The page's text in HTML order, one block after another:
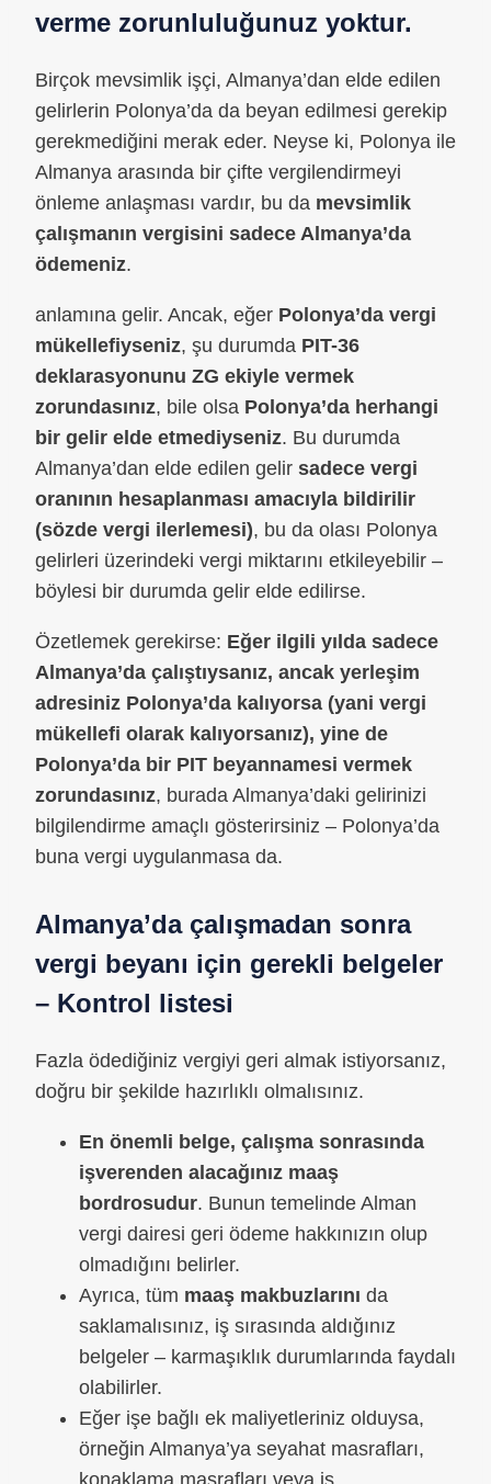
verme zorunluluğunuz yoktur.
Birçok mevsimlik işçi, Almanya’dan elde edilen
gelirlerin Polonya’da da beyan edilmesi gerekip
gerekmediğini merak eder. Neyse ki, Polonya ile
Almanya arasında bir çifte vergilendirmeyi
önleme anlaşması vardır, bu da mevsimlik
çalışmanın vergisini sadece Almanya’da
ödemeniz.
anlamına gelir. Ancak, eğer Polonya’da vergi
mükellefiyseniz, şu durumda PIT-36
deklarasyonunu ZG ekiyle vermek
zorundasınız, bile olsa Polonya’da herhangi
bir gelir elde etmediyseniz. Bu durumda
Almanya’dan elde edilen gelir sadece vergi
oranının hesaplanması amacıyla bildirilir
(sözde vergi ilerlemesi), bu da olası Polonya
gelirleri üzerindeki vergi miktarını etkileyebilir –
böylesi bir durumda gelir elde edilirse.
Özetlemek gerekirse: Eğer ilgili yılda sadece
Almanya’da çalıştıysanız, ancak yerleşim
adresiniz Polonya’da kalıyorsa (yani vergi
mükellefi olarak kalıyorsanız), yine de
Polonya’da bir PIT beyannamesi vermek
zorundasınız, burada Almanya’daki gelirinizi
bilgilendirme amaçlı gösterirsiniz – Polonya’da
buna vergi uygulanmasa da.
Almanya’da çalışmadan sonra
vergi beyanı için gerekli belgeler
– Kontrol listesi
Fazla ödediğiniz vergiyi geri almak istiyorsanız,
doğru bir şekilde hazırlıklı olmalısınız.
En önemli belge, çalışma sonrasında
işverenden alacağınız maaş
bordrosudur. Bunun temelinde Alman
vergi dairesi geri ödeme hakkınızın olup
olmadığını belirler.
Ayrıca, tüm maaş makbuzlarını da
saklamalısınız, iş sırasında aldığınız
belgeler – karmaşıklık durumlarında faydalı
olabilirler.
Eğer işe bağlı ek maliyetleriniz olduysa,
örneğin Almanya’ya seyahat masrafları,